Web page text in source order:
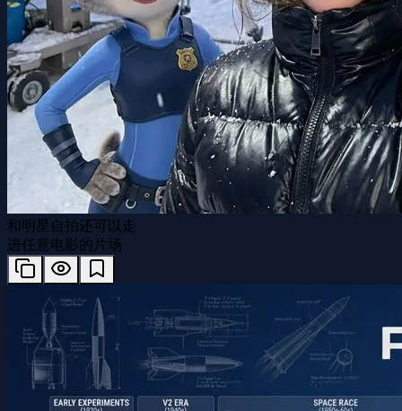
和明星自拍还可以走
进任意电影的片场